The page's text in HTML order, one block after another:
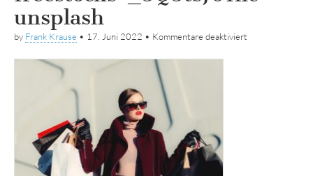
unsplash
by Frank Krause • 17. Juni 2022 • Kommentare deaktiviert